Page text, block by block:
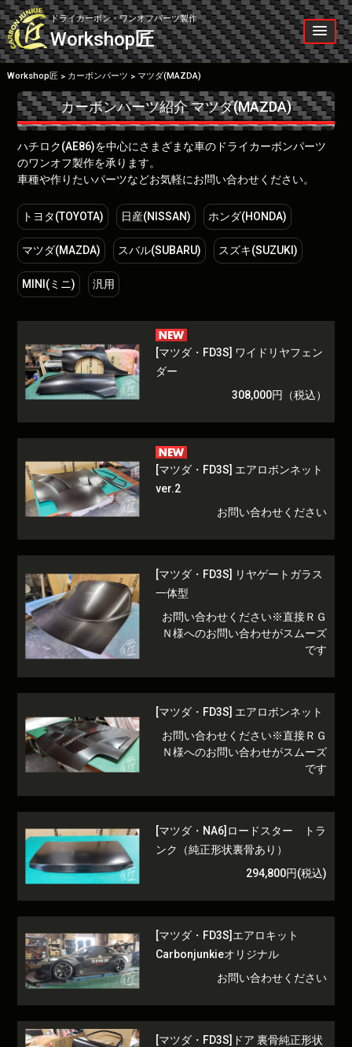
Skip
to
content
ドライカーボン・ワンオフパーツ製作
Workshop匠
Workshop匠> カーボンパーツ > マツダ(MAZDA)
カーボンパーツ紹介マツダ(MAZDA)
ハチロク(AE86)を中心にさまざまな車のドライカーボンパーツ
のワンオフ製作を承ります。
車種や作りたいパーツなどお気軽にお問い合わせください。
トヨタ(TOYOTA) 日産(NISSAN) ホンダ(HONDA)
マツダ(MAZDA) スバル(SUBARU) スズキ(SUZUKI)
MINI(ミニ) 汎用
[マツダ・FD3S] ワイドリヤフェン
ダー
308,000円（税込）
[マツダ・FD3S] エアロボンネット
ver.2
お問い合わせください
[マツダ・FD3S] リヤゲートガラス
一体型
お問い合わせください※直接ＲＧ
Ｎ様へのお問い合わせがスムーズ
です
[マツダ・FD3S] エアロボンネット
お問い合わせください※直接ＲＧ
Ｎ様へのお問い合わせがスムーズ
です
[マツダ・NA6]ロードスター トラ
ンク（純正形状裏骨あり）
294,800円(税込)
[マツダ・FD3S]エアロキット
Carbonjunkieオリジナル
お問い合わせください
[マツダ・FD3S]ドア 裏骨純正形状